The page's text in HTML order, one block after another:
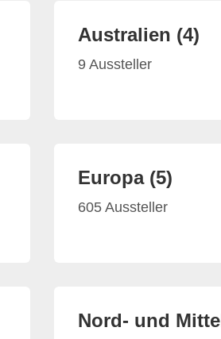
Australien (4)
9 Aussteller
Europa (5)
605 Aussteller
Nord- und